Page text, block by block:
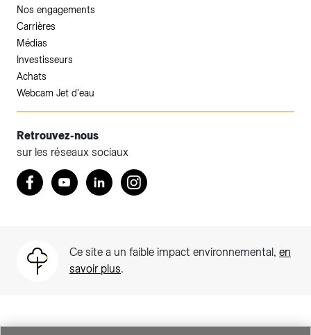
Nos engagements
Carrières
Médias
Investisseurs
Achats
Webcam Jet d'eau
Retrouvez-nous
sur les réseaux sociaux
Retrouvez nous sur Facebook
YoutubeLinkedInInstagram
Ce site a un faible impact environnemental, en
savoir plus.
Accéder à votre espace client SIG.
Votre espace client SIG n'est pas optimisé pour une
Particuliers)